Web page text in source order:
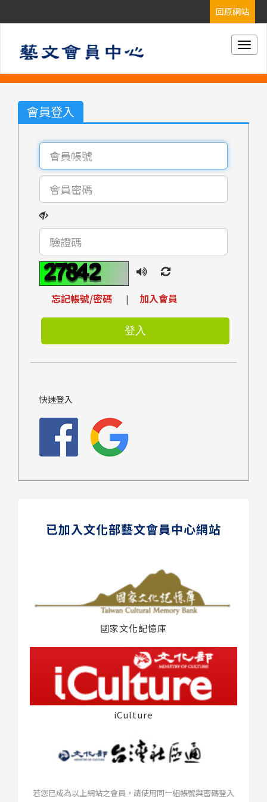
會員登入
忘記帳號/密碼 | 加入會員
快速登入
已加入文化部藝文會員中心網站
國家文化記憶庫
iCulture
若您已成為以上網站之會員，請使用同一組帳號與密碼登入